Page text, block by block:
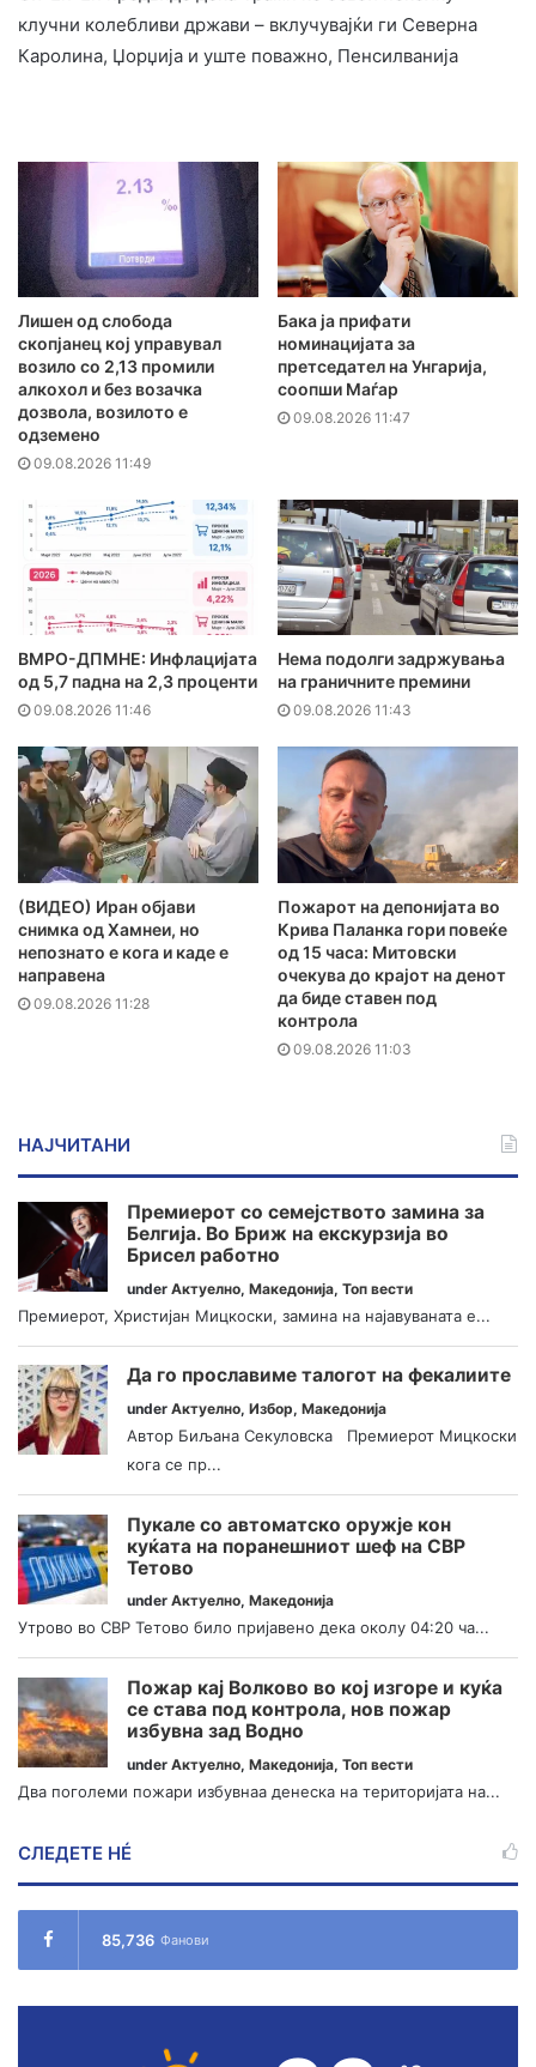
клучни колебливи држави – вклучувајќи ги Северна
Каролина, Џорџија и уште поважно, Пенсилванија
Лишен од слобода
скопјанец кој управувал
возило со 2,13 промили
алкохол и без возачка
дозвола, возилото е
одземено
09.08.2026 11:49
Бака ја прифати
номинацијата за
претседател на Унгарија,
соопши Маѓар
09.08.2026 11:47
ВМРО-ДПМНЕ: Инфлацијата
од 5,7 падна на 2,3 проценти
09.08.2026 11:46
Нема подолги задржувања
на граничните премини
09.08.2026 11:43
(ВИДЕО) Иран објави
снимка од Хамнеи, но
непознато е кога и каде е
направена
09.08.2026 11:28
Пожарот на депонијата во
Крива Паланка гори повеќе
од 15 часа: Митовски
очекува до крајот на денот
да биде ставен под
контрола
09.08.2026 11:03
НАЈЧИТАНИ
Премиерот со семејството замина за
Белгија. Во Бриж на екскурзија во
Брисел работно
under Актуелно, Македонија, Топ вести
Премиерот, Христијан Мицкоски, замина на најавуваната е...
Да го прославиме талогот на фекалиите
under Актуелно, Избор, Македонија
Автор Биљана Секуловска Премиерот Мицкоски
кога се пр...
Пукале со автоматско оружје кон
куќата на поранешниот шеф на СВР
Тетово
under Актуелно, Македонија
Утрово во СВР Тетово било пријавено дека околу 04:20 ча...
Пожар кај Волково во кој изгоре и куќа
се става под контрола, нов пожар
избувна зад Водно
under Актуелно, Македонија, Топ вести
Два поголеми пожари избувнаа денеска на територијата на...
СЛЕДЕТЕ НÉ
85,736 Фанови